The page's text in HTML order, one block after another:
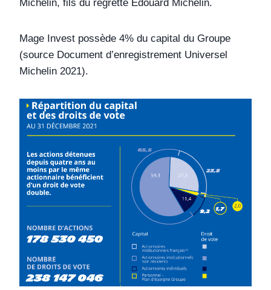
Michelin, fils du regretté Edouard Michelin.
Mage Invest possède 4% du capital du Groupe
(source Document d’enregistrement Universel
Michelin 2021).